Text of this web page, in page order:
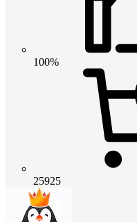
100%
25925